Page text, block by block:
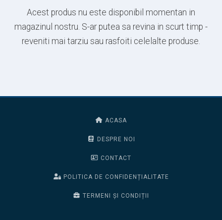
Acest produs nu este disponibil momentan in
magazinul nostru. S-ar putea sa revina in scurt timp -
reveniti mai tarziu sau rasfoiti celelalte produse.
ACASA
DESPRE NOI
CONTACT
POLITICA DE CONFIDENȚIALITATE
TERMENI ȘI CONDIȚII